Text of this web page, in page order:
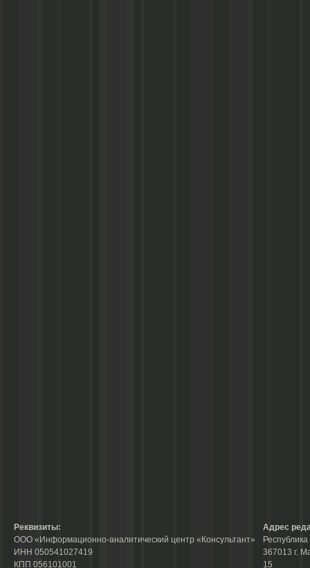
Реквизиты:
ООО «Информационно-аналитический центр «Консультант»
ИНН 050541027419
КПП 056101001
Адрес
367013 г.
15